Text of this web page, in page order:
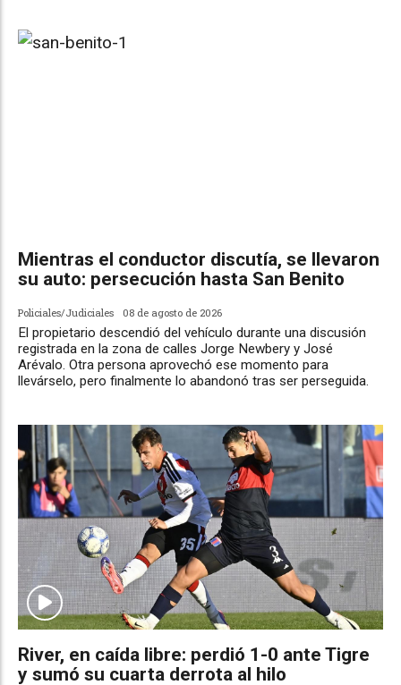
Mientras el conductor discutía, se llevaron
su auto: persecución hasta San Benito
Policiales/Judiciales 08 de agosto de 2026
El propietario descendió del vehículo durante una discusión
registrada en la zona de calles Jorge Newbery y José
Arévalo. Otra persona aprovechó ese momento para
llevárselo, pero finalmente lo abandonó tras ser perseguida.
River, en caída libre: perdió 1-0 ante Tigre
y sumó su cuarta derrota al hilo